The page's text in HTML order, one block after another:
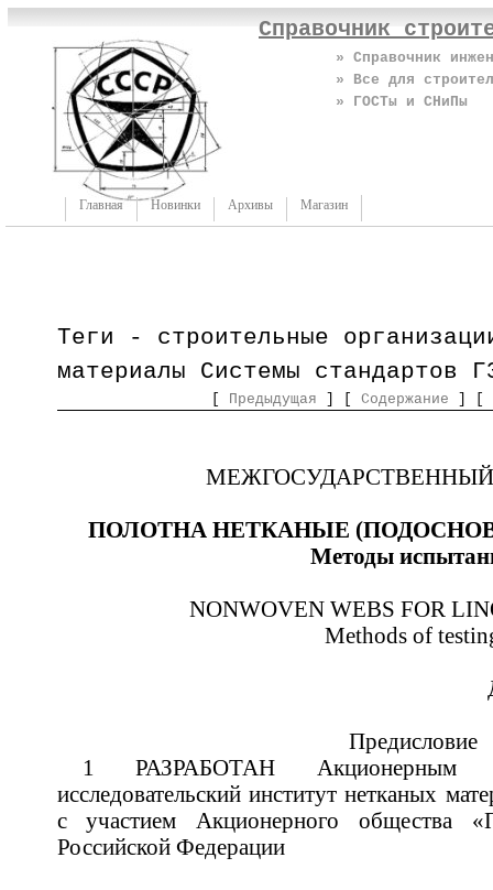
Справочник
» Справочник
» Все для
» ГОСТы и СНиПы
Главная Новинки Архивы Магазин
Теги - строительные
материалы Системы стандартов
Предыдущая Содержание
ПОЛОТНА НЕТКАНЫЕ
Методы
NONWOVEN WEBS FOR
Methods of
Предисловие
1 РАЗРАБОТАН Акционерным
исследовательский институт нетканых
с участием Акционерного общества
Российской Федерации